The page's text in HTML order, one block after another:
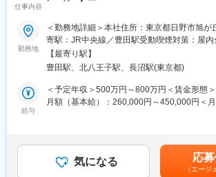
仕事内容
■業務概要：
製造プロセスの最適化、設備の導入・維持活
た生産体制の構築と継続的改善を推進する役
ます。
国内外の関係者と連携し、技術的課題の解決
上を目指します。
善
・法規制、品質、安全、環境基準への適合に
・設計部門、製造現場、サプライヤー、品質
勤務地
＜勤務地詳細＞本社住所：東京都日野市旭
寄駅：JR中央線／豊田駅受動喫煙対策：屋
囲：会社の定める事業所（リモートワーク含
【最寄り駅】
豊田駅、北八王子駅、長沼駅(東京都)
給与
＜予定年収＞500万円～800万円＜賃金形態
月額（基本給）：260,000円～450,000円＜
固定手当を含めた表記です。
気になる 応
（エージ